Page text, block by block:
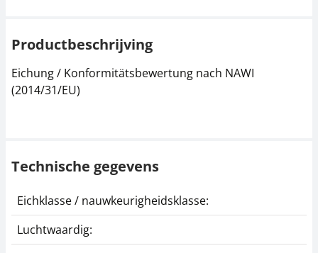
Productbeschrijving
Eichung / Konformitätsbewertung nach NAWI
(2014/31/EU)
Technische gegevens
Eichklasse / nauwkeurigheidsklasse:
Luchtwaardig: